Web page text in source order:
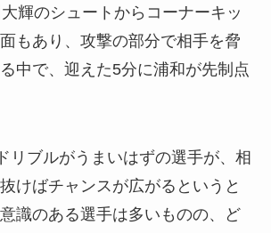
輝のシュートからコーナーキッ
もあり、攻撃の部分で相手を脅
中で、迎えた5分に浦和が先制点
リブルがうまいはずの選手が、相
けばチャンスが広がるというと
識のある選手は多いものの、ど